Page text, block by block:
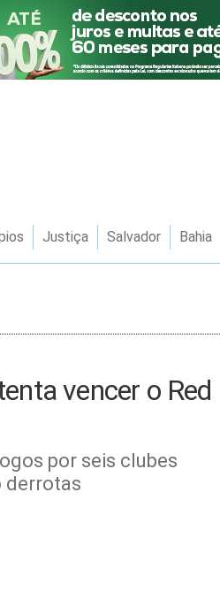
Justiça Salvador Bahia
vencer o Red
por seis clubes
derrotas